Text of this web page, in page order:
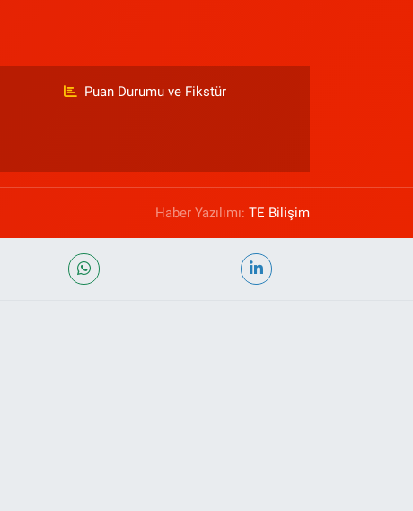
Puan Durumu ve Fikstür
Haber Yazılımı:TE Bilişim